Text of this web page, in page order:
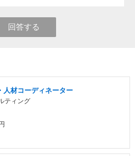
回答する
人材コーディネーター
ティング